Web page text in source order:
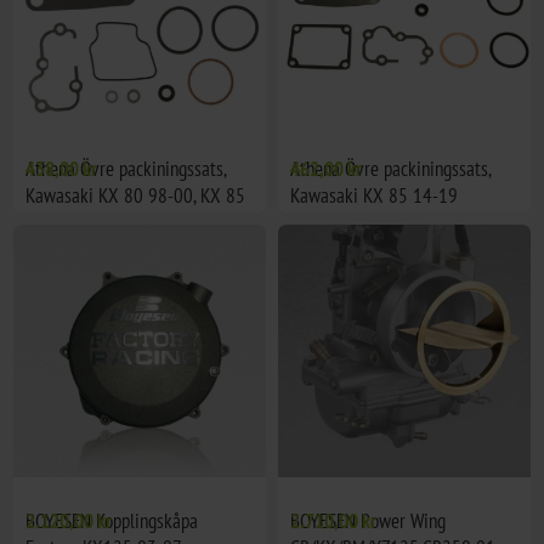
Athena Övre packiningssats,
Kawasaki KX 80 98-00, KX 85
438,00 kr
Athena Övre packiningssats,
Kawasaki KX 85 14-19
462,00 kr
BOYESEN Kopplingskåpa
2.120,00 kr
BOYESEN Power Wing
2.710,00 kr